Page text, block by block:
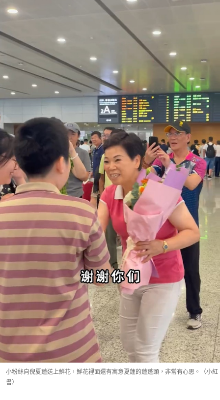
小粉絲向倪夏蓮送上鮮花，鮮花裡面還有寓意夏蓮的蓮蓬頭，非常有心思。（小紅
書）